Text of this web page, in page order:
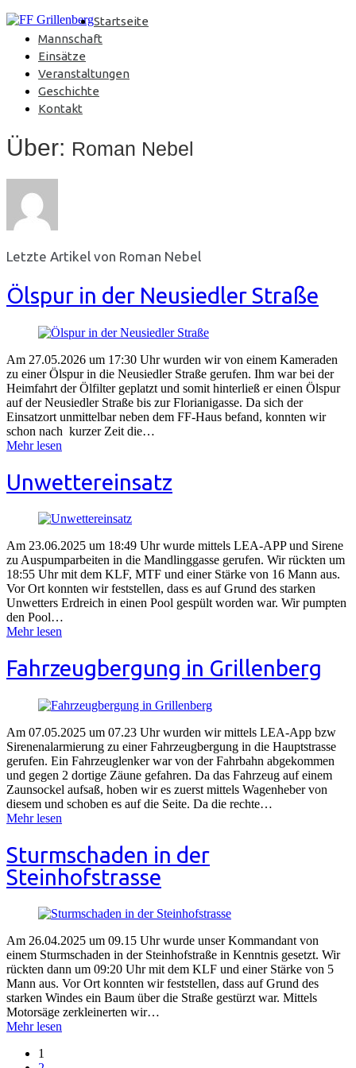
Startseite
Mannschaft
Einsätze
Veranstaltungen
Geschichte
Kontakt
Über: Roman Nebel
Letzte Artikel von Roman Nebel
Ölspur in der Neusiedler Straße
Am 27.05.2026 um 17:30 Uhr wurden wir von einem Kameraden
zu einer Ölspur in die Neusiedler Straße gerufen. Ihm war bei der
Heimfahrt der Ölfilter geplatzt und somit hinterließ er einen Ölspur
auf der Neusiedler Straße bis zur Florianigasse. Da sich der
Einsatzort unmittelbar neben dem FF-Haus befand, konnten wir
schon nach kurzer Zeit die…
Mehr lesen
Unwettereinsatz
Am 23.06.2025 um 18:49 Uhr wurde mittels LEA-APP und Sirene
zu Auspumparbeiten in die Mandlinggasse gerufen. Wir rückten um
18:55 Uhr mit dem KLF, MTF und einer Stärke von 16 Mann aus.
Vor Ort konnten wir feststellen, dass es auf Grund des starken
Unwetters Erdreich in einen Pool gespült worden war. Wir pumpten
den Pool…
Mehr lesen
Fahrzeugbergung in Grillenberg
Am 07.05.2025 um 07.23 Uhr wurden wir mittels LEA-App bzw
Sirenenalarmierung zu einer Fahrzeugbergung in die Hauptstrasse
gerufen. Ein Fahrzeuglenker war von der Fahrbahn abgekommen
und gegen 2 dortige Zäune gefahren. Da das Fahrzeug auf einem
Zaunsockel aufsaß, hoben wir es zuerst mittels Wagenheber von
diesem und schoben es auf die Seite. Da die rechte…
Mehr lesen
Sturmschaden in der
Steinhofstrasse
Am 26.04.2025 um 09.15 Uhr wurde unser Kommandant von
einem Sturmschaden in der Steinhofstraße in Kenntnis gesetzt. Wir
rückten dann um 09:20 Uhr mit dem KLF und einer Stärke von 5
Mann aus. Vor Ort konnten wir feststellen, dass auf Grund des
starken Windes ein Baum über die Straße gestürzt war. Mittels
Motorsäge zerkleinerten wir…
Mehr lesen
1